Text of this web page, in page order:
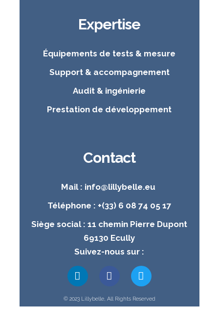
Expertise
Équipements de tests & mesure
Support & accompagnement
Audit & ingénierie
Prestation de développement
Contact
Mail : info@lillybelle.eu
Téléphone : +(33) 6 08 74 05 17
Siège social : 11 chemin Pierre Dupont
69130 Ecully
Suivez-nous sur :
© 2023 Lillybelle, All Rights Reserved